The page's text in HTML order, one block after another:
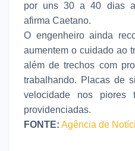
por uns 30 a 40 dias
afirma Caetano.
O engenheiro ainda
aumentem o cuidado ao
além de trechos com
trabalhando. Placas de
velocidade nos piores
providenciadas.
FONTE: Agência de